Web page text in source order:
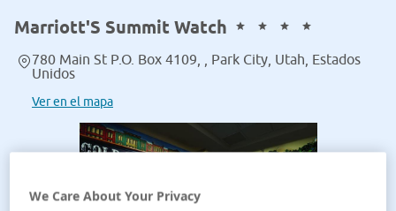
Marriott'S Summit Watch
780 Main St P.O. Box 4109, , Park City, Utah, Estados
Unidos
Ver en el mapa
We Care About Your Privacy